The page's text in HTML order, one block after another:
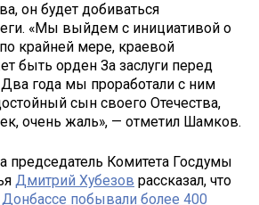
он будет добиваться
«Мы выйдем с инициативой о
крайней мере, краевой
быть орден За заслуги перед
года мы проработали с ним
сын своего Отечества,
очень жаль», — отметил Шамков.
председатель Комитета Госдумы
Дмитрий Хубезов рассказал, что
побывали более 400